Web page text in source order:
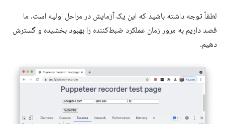
لطفاً توجه داشته باشید که این یک آزمایش در مراحل اولیه است. ما
قصد داریم به مرور زمان عملکرد ضبط‌کننده را بهبود بخشیده و گسترش
دهیم.